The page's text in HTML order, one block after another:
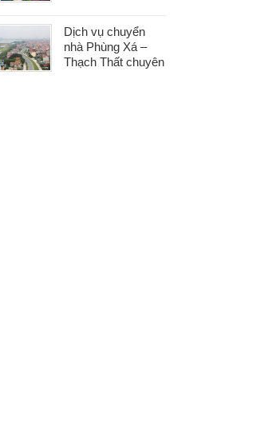
chuyển nhà
Dịch vụ chuyển
nhà Phùng Xá –
Thạch Thất chuyên